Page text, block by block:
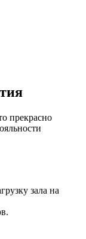
прекрасно
зала на